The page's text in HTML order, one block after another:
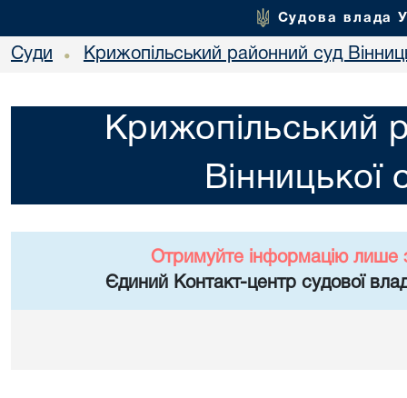
Судова влада
Суди • Крижопільський районний суд
Крижопільський
Вінницької
Отримуйте інформацію лише
Єдиний Контакт-центр судової